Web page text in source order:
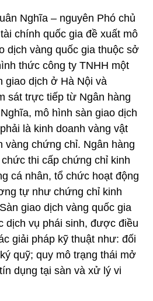
Nghĩa – nguyên Phó chủ
chính quốc gia đề xuất mô
dịch vàng quốc gia thuộc sở
thức công ty TNHH một
giao dịch ở Hà Nội và
sát trực tiếp từ Ngân hàng
mô hình sàn giao dịch
là kinh doanh vàng vật
vàng chứng chỉ. Ngân hàng
thi cấp chứng chỉ kinh
cá nhân, tổ chức hoạt động
tự như chứng chỉ kinh
giao dịch vàng quốc gia
dịch vụ phái sinh, được điều
giải pháp kỹ thuật như: đối
quỹ; quy mô trạng thái mở
dụng tại sàn và xử lý vi